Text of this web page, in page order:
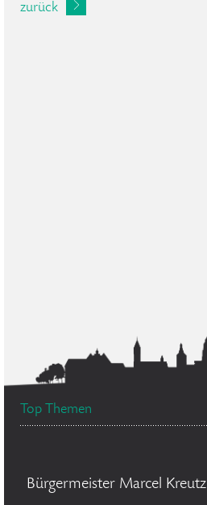
zurück
Top Themen
Bürgermeister Marcel Kreutz